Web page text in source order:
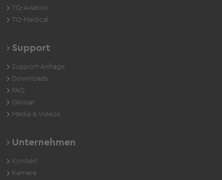
TQ-Aviation
TQ-Medical
Support
Support-Anfrage
Downloads
FAQ
Glossar
Media & Videos
Unternehmen
Kontakt
Karriere